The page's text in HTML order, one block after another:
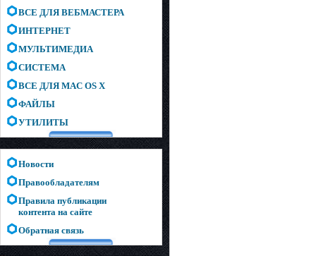
ВСЕ ДЛЯ ВЕБМАСТЕРА
ИНТЕРНЕТ
МУЛЬТИМЕДИА
СИСТЕМА
ВСЕ ДЛЯ MAC OS X
ФАЙЛЫ
УТИЛИТЫ
Новости
Правообладателям
Правила публикации
контента на сайте
Обратная связь